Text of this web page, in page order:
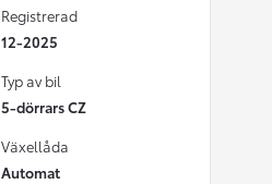
Registrerad
12-2025
Typ av bil
5-dörrars CZ
Växellåda
Automat